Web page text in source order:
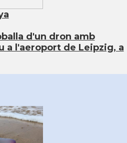
d'un dron amb
a l'aeroport de Leipzig, a